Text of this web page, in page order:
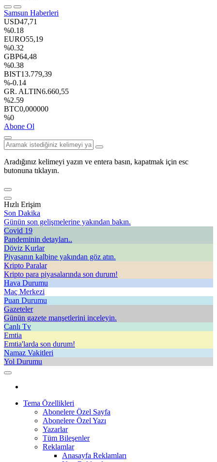
Samsun Haberleri
USD47,71
%0.18
EURO55,19
%0.32
GBP64,48
%0.38
BIST13.779,39
%-0.14
GR. ALTIN6.660,55
%2.59
BTC0,000000
%0
Abone Ol
Aradığınız kelimeyi yazın ve entera basın, kapatmak için esc
butonuna tıklayın.
Hızlı Erişim
Son Dakika
Günün son gelişmelerine yakından bakın.
Covid 19
Pandeminin detayları..
Döviz Kurlar
Piyasanın kalbine yakından göz atın.
Kripto Paralar
Kripto para piyasalarında son durum!
Hava Durumu
Maç Merkezi
Puan Durumu
Gazeteler
Günün gazete manşetlerini inceleyin.
Canlı Tv
Emtia
Emtia'larda son durum!
Namaz Vakitleri
Yol Durumu
Tema Özellikleri
Abonelere Özel Sayfa
Abonelere Özel Yazı
Yazarlar
Tüm Bileşenler
Reklamlar
Anasayfa Reklamları